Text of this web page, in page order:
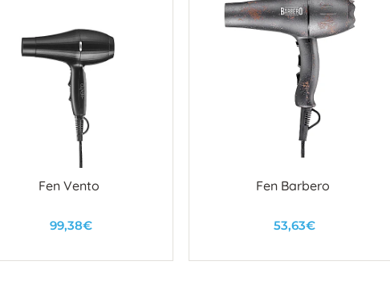
Fen Vento
99,38€
U košaricu
Fen Barbero
53,63€
U košaricu